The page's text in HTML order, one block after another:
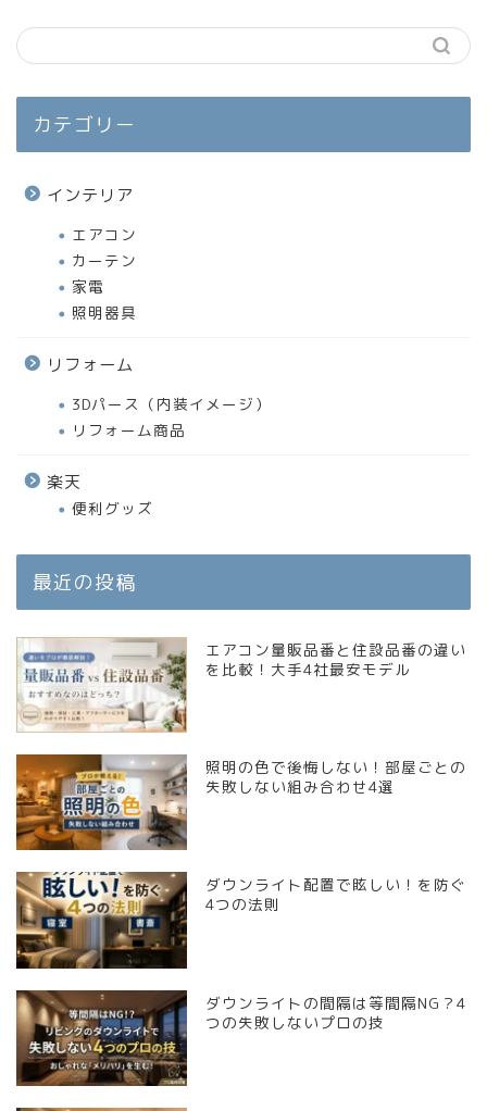
カテゴリー
インテリア
エアコン
カーテン
家電
照明器具
リフォーム
3Dパース（内装イメージ）
リフォーム商品
楽天
便利グッズ
最近の投稿
エアコン量販品番と住設品番の違い
を比較！大手4社最安モデル
照明の色で後悔しない！部屋ごとの
失敗しない組み合わせ4選
ダウンライト配置で眩しい！を防ぐ
4つの法則
ダウンライトの間隔は等間隔NG？4
つの失敗しないプロの技